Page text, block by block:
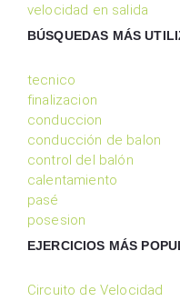
velocidad en salida
BÚSQUEDAS MÁS
tecnico
finalizacion
conduccion
conducción de balon
control del balón
calentamiento
pasé
posesion
EJERCICIOS MÁS
Circuito de Velocidad